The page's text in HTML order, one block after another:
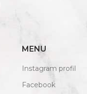
MENU
Instagram profil
Facebook